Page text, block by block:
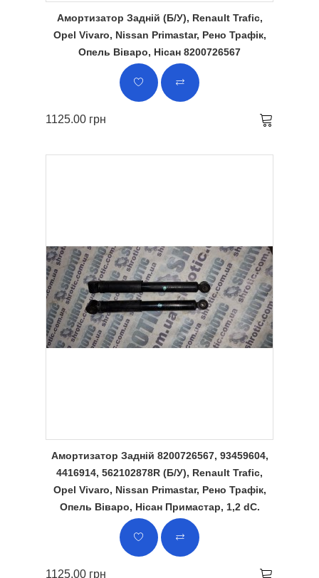
Амортизатор Задній (Б/У), Renault Trafic,
Opel Vivaro, Nissan Primastar, Рено Трафік,
Опель Віваро, Нісан 8200726567
1125.00 грн
Амортизатор Задній 8200726567, 93459604,
4416914, 562102878R (Б/У), Renault Trafic,
Opel Vivaro, Nissan Primastar, Рено Трафік,
Опель Віваро, Нісан Примастар, 1,2 dC.
1125.00 грн